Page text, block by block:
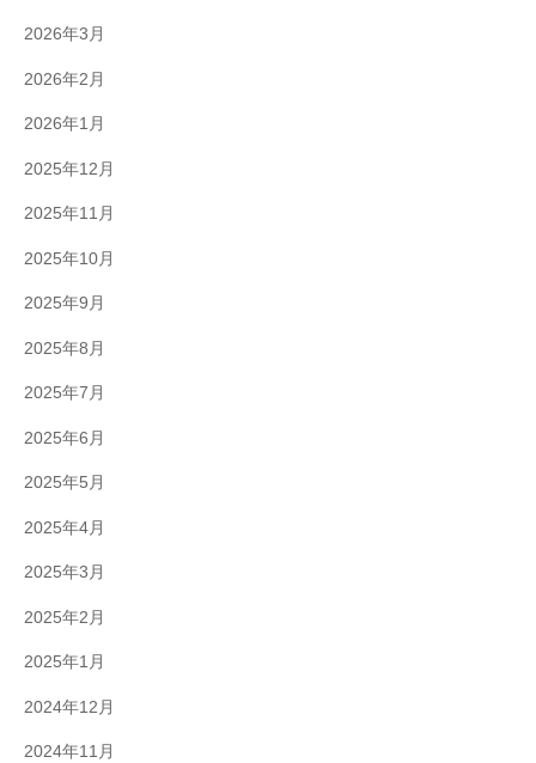
2026年3月
2026年2月
2026年1月
2025年12月
2025年11月
2025年10月
2025年9月
2025年8月
2025年7月
2025年6月
2025年5月
2025年4月
2025年3月
2025年2月
2025年1月
2024年12月
2024年11月